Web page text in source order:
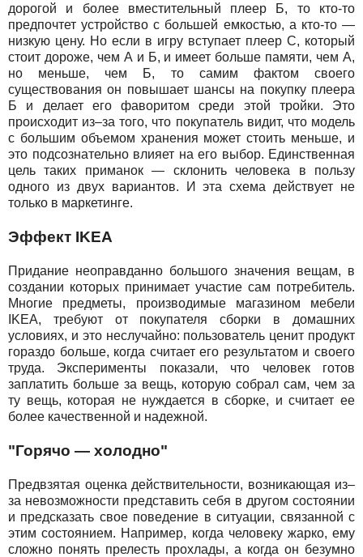
дорогой и более вместительный плеер Б, то кто-то
предпочтет устройство с большей емкостью, а кто-то —
низкую цену. Но если в игру вступает плеер С, который
стоит дороже, чем А и Б, и имеет больше памяти, чем А,
но меньше, чем Б, то самим фактом своего
существования он повышает шансы на покупку плеера
Б и делает его фаворитом среди этой тройки. Это
происходит из–за того, что покупатель видит, что модель
с большим объемом хранения может стоить меньше, и
это подсознательно влияет на его выбор. Единственная
цель таких приманок — склонить человека в пользу
одного из двух вариантов. И эта схема действует не
только в маркетинге.
Эффект IKEA
Придание неоправданно большого значения вещам, в
создании которых принимает участие сам потребитель.
Многие предметы, производимые магазином мебели
IKEA, требуют от покупателя сборки в домашних
условиях, и это неслучайно: пользователь ценит продукт
гораздо больше, когда считает его результатом и своего
труда. Эксперименты показали, что человек готов
заплатить больше за вещь, которую собрал сам, чем за
ту вещь, которая не нуждается в сборке, и считает ее
более качественной и надежной.
"Горячо — холодно"
Предвзятая оценка действительности, возникающая из–
за невозможности представить себя в другом состоянии
и предсказать свое поведение в ситуации, связанной с
этим состоянием. Например, когда человеку жарко, ему
сложно понять прелесть прохлады, а когда он безумно